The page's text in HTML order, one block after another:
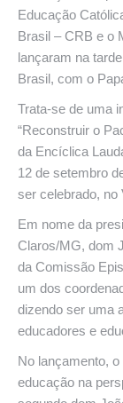
Educação
Brasil – CRB e o
lançaram na
Brasil, com o
Trata-se de uma
“Reconstruir o
da Encíclica
12 de setembro
ser celebrado, no
Em nome da
Claros/MG, dom
da Comissão
um dos
dizendo ser uma
educadores e
No lançamento,
educação na